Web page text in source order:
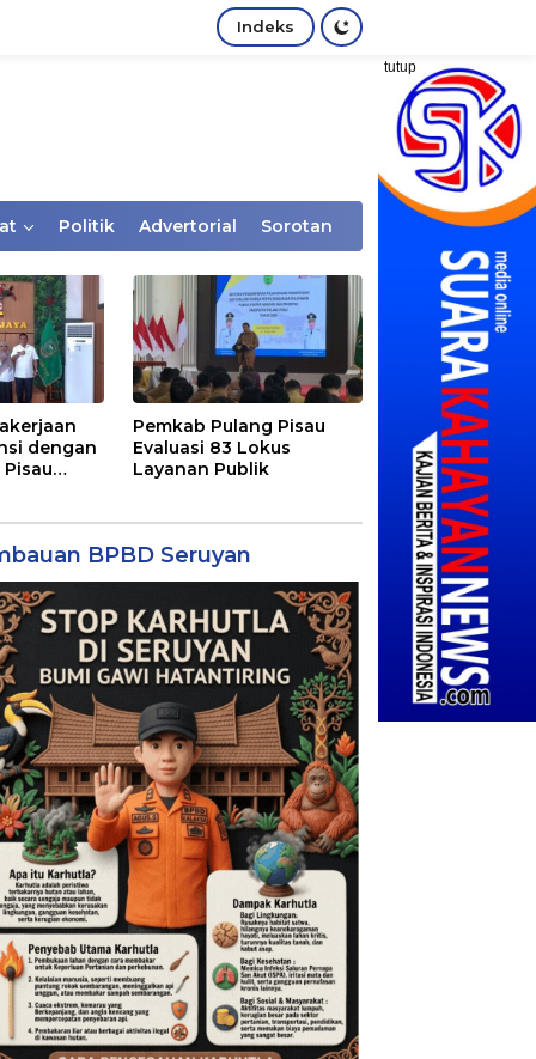
Indeks
tutup
Politik Advertorial Sorotan
dengan
Pemkab Pulang Pisau
Evaluasi 83 Lokus
Layanan Publik
BPBD Seruyan